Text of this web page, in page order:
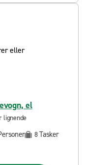
el
lignende
8Tasker